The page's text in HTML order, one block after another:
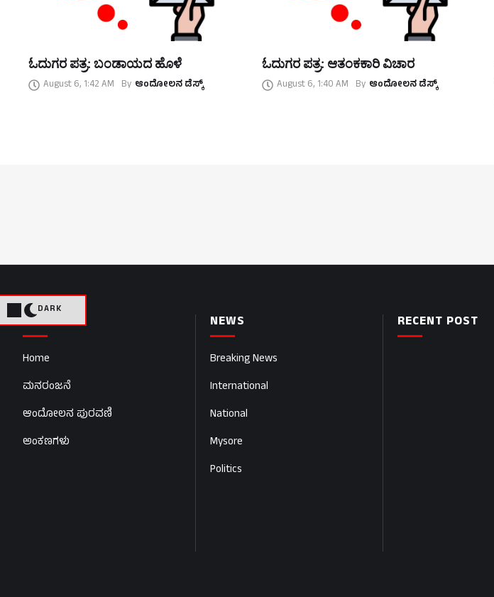
DARK
ಓದುಗರ ಪತ್ರ: ಬಂಡಾಯದ ಹೊಳೆ
August 6, 1:42 AM By ಆಂದೋಲನ ಡೆಸ್ಕ್
ಓದುಗರ ಪತ್ರ: ಆತಂಕಕಾರಿ ವಿಚಾರ
August 6, 1:40 AM By ಆಂದೋಲನ ಡೆಸ್ಕ್
PAGES
Home
ಮನರಂಜನೆ
ಆಂದೋಲನ ಪುರವಣಿ
ಅಂಕಣಗಳು
NEWS
Breaking News
International
National
Mysore
Politics
RECENT POST